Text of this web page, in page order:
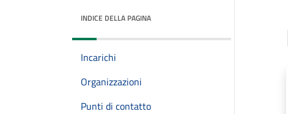
INDICE DELLA PAGINA
Incarichi
Organizzazioni
Punti di contatto